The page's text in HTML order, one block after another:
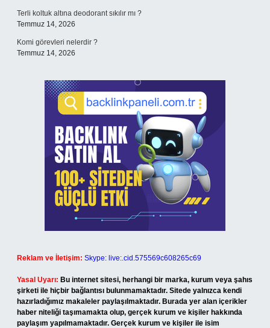
Terli koltuk altına deodorant sıkılır mı ?
Temmuz 14, 2026
Komi görevleri nelerdir ?
Temmuz 14, 2026
Reklam ve İletişim: Skype: live:.cid.575569c608265c69
Yasal Uyarı: Bu internet sitesi, herhangi bir marka, kurum veya şahıs
şirketi ile hiçbir bağlantısı bulunmamaktadır. Sitede yalnızca kendi
hazırladığımız makaleler paylaşılmaktadır. Burada yer alan içerikler
haber niteliği taşımamakta olup, gerçek kurum ve kişiler hakkında
paylaşım yapılmamaktadır. Gerçek kurum ve kişiler ile isim